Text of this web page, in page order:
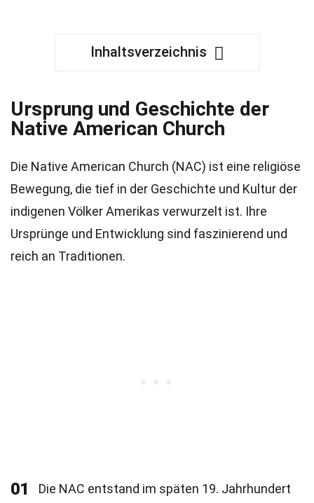
Inhaltsverzeichnis
Ursprung und Geschichte der
Native American Church
Die Native American Church (NAC) ist eine religiöse
Bewegung, die tief in der Geschichte und Kultur der
indigenen Völker Amerikas verwurzelt ist. Ihre
Ursprünge und Entwicklung sind faszinierend und
reich an Traditionen.
01
Die NAC entstand im späten 19. Jahrhundert